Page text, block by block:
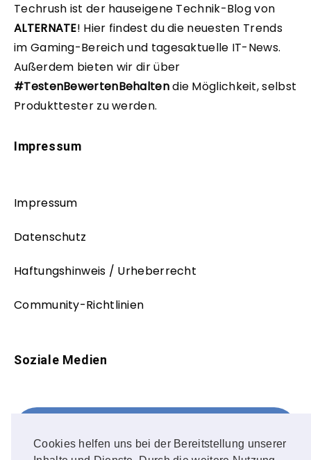
Cookies helfen uns bei der Bereitstellung unserer
Techrush ist der hauseigene Technik-Blog von
ALTERNATE! Hier findest du die neuesten Trends
im Gaming-Bereich und tagesaktuelle IT-News.
Außerdem bieten wir dir über
#TestenBewertenBehaltendie Möglichkeit, selbst
Produkttester zu werden.
Impressum
Impressum
Datenschutz
Haftungshinweis / Urheberrecht
Community-Richtlinien
Soziale Medien
FOLLOW ME!